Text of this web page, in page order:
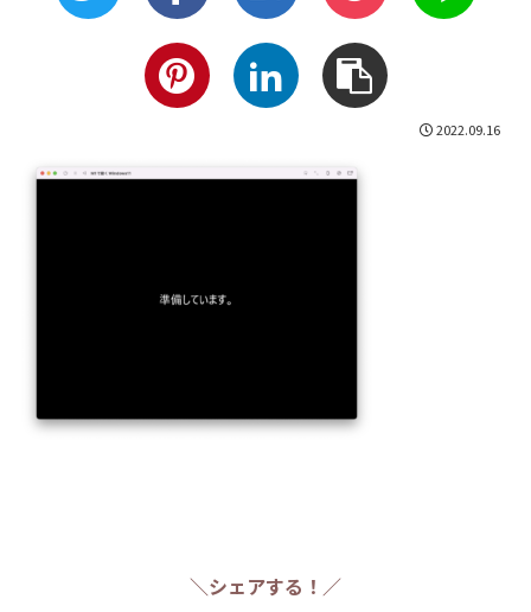
2022.09.16
＼シェアする！／